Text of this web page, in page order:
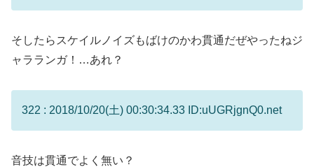
そしたらスケイルノイズもばけのかわ貫通だぜやったねジ
ャラランガ！…あれ？
322 : 2018/10/20(土) 00:30:34.33 ID:uUGRjgnQ0.net
音技は貫通でよく無い？